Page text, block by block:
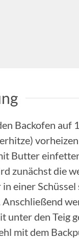
Backofen auf
Butter
zunächst die
einer Schüssel
Anschließend
unter den Teig
mit dem